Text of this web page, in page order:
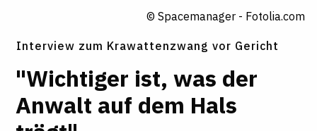
© Spacemanager - Fotolia.com
Interview zum Krawattenzwang vor Gericht
"Wichtiger ist, was der
Anwalt auf dem Hals